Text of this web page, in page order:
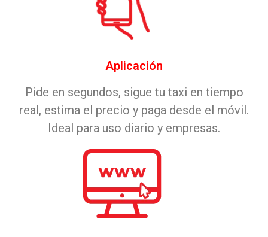
Aplicación
Pide en segundos, sigue tu taxi en tiempo
real, estima el precio y paga desde el móvil.
Ideal para uso diario y empresas.